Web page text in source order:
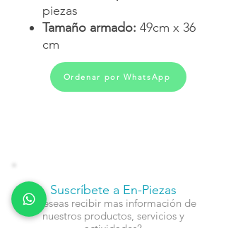
piezas
Tamaño armado: 49cm x 36
cm
Ordenar por WhatsApp
Suscríbete a En-Piezas
¿Deseas recibir mas información de
nuestros productos, servicios y
actividades?